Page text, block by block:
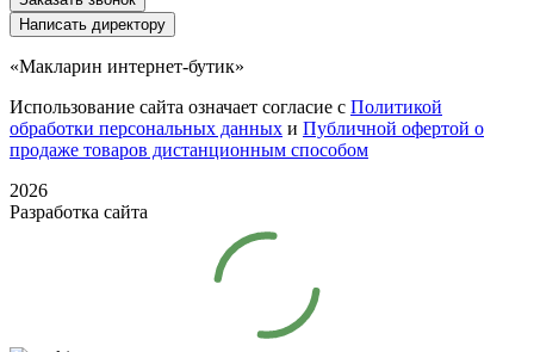
Написать директору
«Макларин интернет-бутик»
Использование сайта означает согласие с Политикой
обработки персональных данных и Публичной офертой о
продаже товаров дистанционным способом
2026
Разработка сайта